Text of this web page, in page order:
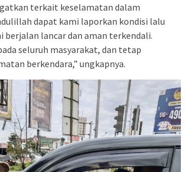
terkait keselamatan dalam
dapat kami laporkan kondisi lalu
berjalan lancar dan aman terkendali.
seluruh masyarakat, dan tetap
berkendara,” ungkapnya.